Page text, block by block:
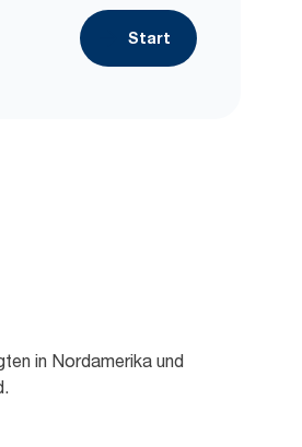
Start
in Nordamerika und